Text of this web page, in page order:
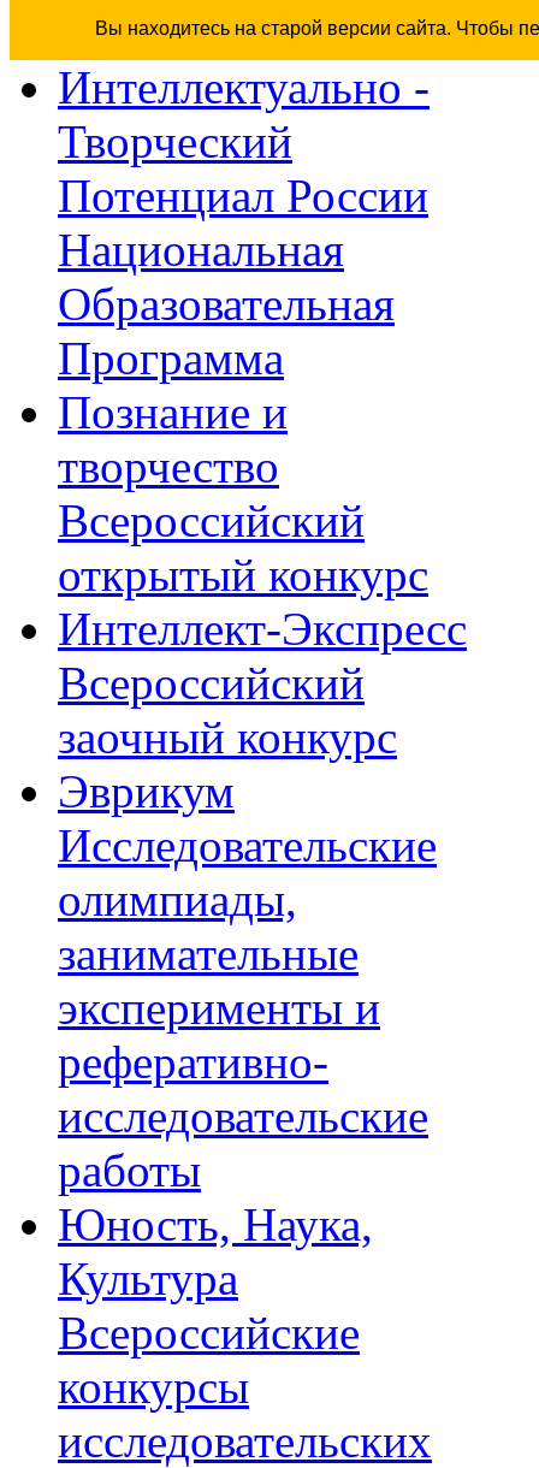
Вы находитесь на старой версии сайта. Чтобы
Интеллектуально -
Творческий
Потенциал России
Национальная
Образовательная
Программа
Познание и
творчество
Всероссийский
открытый конкурс
Интеллект-Экспресс
Всероссийский
заочный конкурс
Эврикум
Исследовательские
олимпиады,
занимательные
эксперименты и
реферативно-
исследовательские
работы
Юность, Наука,
Культура
Всероссийские
конкурсы
исследовательских